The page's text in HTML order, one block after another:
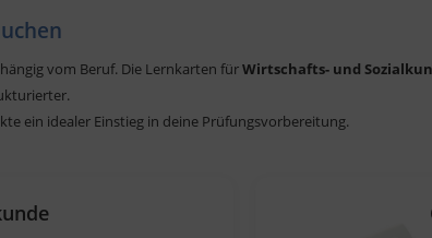
vom Beruf. Die Lernkarten fürWirtschafts- und
ein idealer Einstieg in deine Prüfungsvorbereitung.